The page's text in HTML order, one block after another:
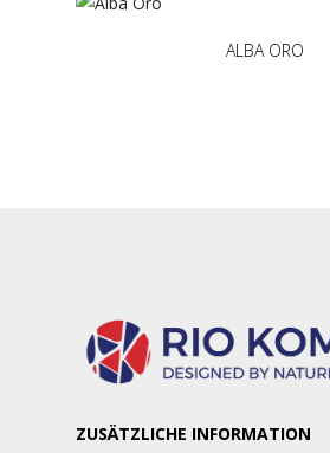
ALBA ORO
ZUSÄTZLICHE INFORMATION